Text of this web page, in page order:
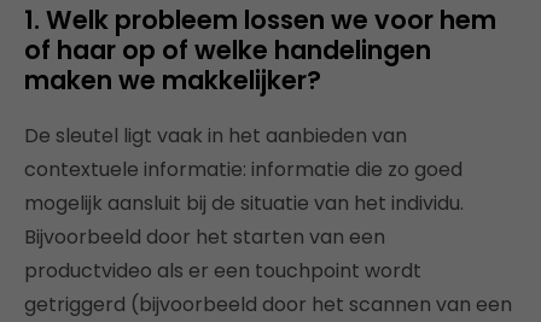
1. Welk probleem lossen we voor hem
of haar op of welke handelingen
maken we makkelijker?
De sleutel ligt vaak in het aanbieden van
contextuele informatie: informatie die zo goed
mogelijk aansluit bij de situatie van het individu.
Bijvoorbeeld door het starten van een
productvideo als er een touchpoint wordt
getriggerd (bijvoorbeeld door het scannen van een